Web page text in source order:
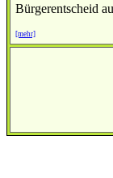
Bürgerentscheid
[mehr]